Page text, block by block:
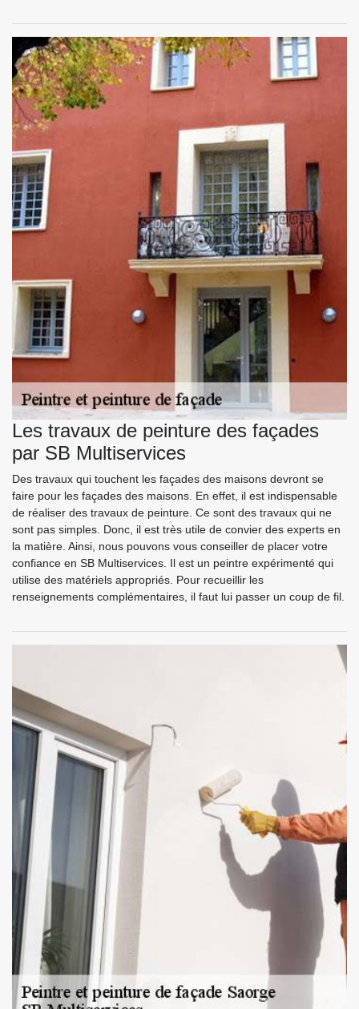
Les travaux de peinture des façades
par SB Multiservices
Des travaux qui touchent les façades des maisons devront se
faire pour les façades des maisons. En effet, il est indispensable
de réaliser des travaux de peinture. Ce sont des travaux qui ne
sont pas simples. Donc, il est très utile de convier des experts en
la matière. Ainsi, nous pouvons vous conseiller de placer votre
confiance en SB Multiservices. Il est un peintre expérimenté qui
utilise des matériels appropriés. Pour recueillir les
renseignements complémentaires, il faut lui passer un coup de fil.